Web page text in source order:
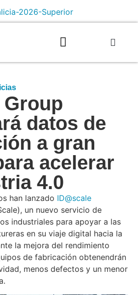
Group
datos de
a gran
acelerar
4.0
han lanzado ID@scale
un nuevo servicio de
industriales para apoyar a las
en su viaje digital hacia la
la mejora del rendimiento
de fabricación obtenendrán
menos defectos y un menor